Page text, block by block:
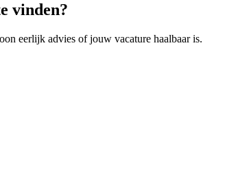
vinden?
eerlijk advies of jouw vacature haalbaar is.